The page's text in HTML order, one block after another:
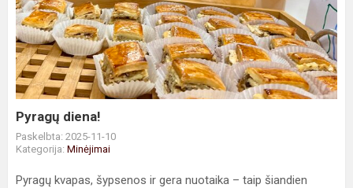
Pyragų diena!
Paskelbta: 2025-11-10
Kategorija: Minėjimai
Pyragų kvapas, šypsenos ir gera nuotaika – taip šiandien